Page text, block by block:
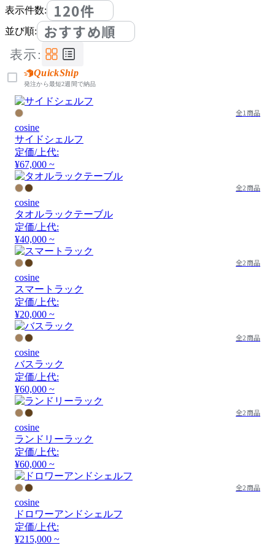
表示件数:
120件
並び順: おすすめ順
表示:
QuickShip
発注から最短2週間で納品
全1商品
cosine
サイドシェルフ
定価/上代:
¥67,000 ~
全2商品
cosine
タオルラックテーブル
定価/上代:
¥40,000 ~
全2商品
cosine
スマートラック
定価/上代:
¥20,000 ~
全2商品
cosine
バスラック
定価/上代:
¥60,000 ~
全2商品
cosine
ランドリーラック
定価/上代:
¥60,000 ~
全2商品
cosine
ドロワーアンドシェルフ
定価/上代:
¥215,000 ~